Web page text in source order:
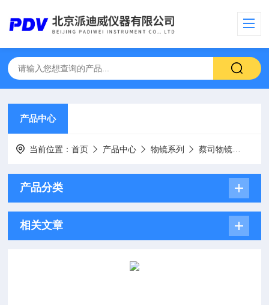
产品中心
当前位置：首页 产品中心 物镜系列 蔡司物镜
产品分类
相关文章